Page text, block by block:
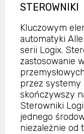
STEROWNIKI
Kluczowym
automatyki
serii Logix.
zastosowanie
przez systemy
skończywszy
Sterowniki
jednego
niezależnie od